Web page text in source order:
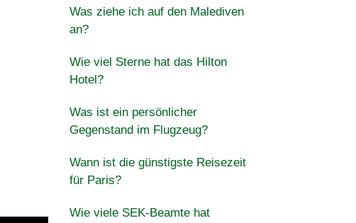
Was ziehe ich auf den Malediven
an?
Wie viel Sterne hat das Hilton
Hotel?
Was ist ein persönlicher
Gegenstand im Flugzeug?
Wann ist die günstigste Reisezeit
für Paris?
Wie viele SEK-Beamte hat